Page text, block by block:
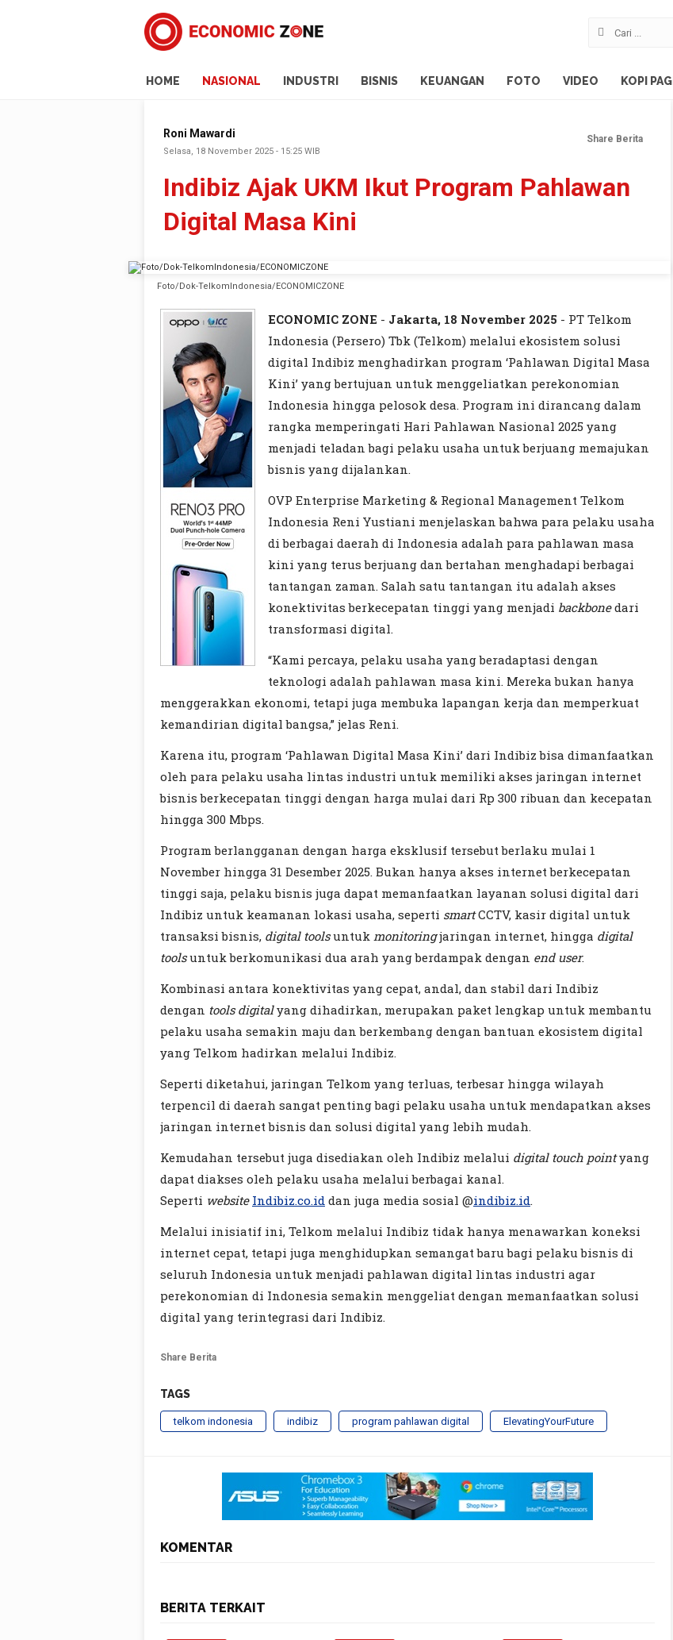
HOME NASIONAL INDUSTRI BISNIS KEUANGAN FOTO VIDEO KOPI PAGI
Roni Mawardi
Selasa, 18 November 2025 - 15:25 WIB
Share Berita
Indibiz Ajak UKM Ikut Program Pahlawan
Digital Masa Kini
Foto/Dok-TelkomIndonesia/ECONOMICZONE
ECONOMIC ZONE - Jakarta, 18 November 2025 - PT Telkom
Indonesia (Persero) Tbk (Telkom) melalui ekosistem solusi
digital Indibiz menghadirkan program ‘Pahlawan Digital Masa
Kini’ yang bertujuan untuk menggeliatkan perekonomian
Indonesia hingga pelosok desa. Program ini dirancang dalam
rangka memperingati Hari Pahlawan Nasional 2025 yang
menjadi teladan bagi pelaku usaha untuk berjuang memajukan
bisnis yang dijalankan.
OVP Enterprise Marketing & Regional Management Telkom
Indonesia Reni Yustiani menjelaskan bahwa para pelaku usaha
di berbagai daerah di Indonesia adalah para pahlawan masa
kini yang terus berjuang dan bertahan menghadapi berbagai
tantangan zaman. Salah satu tantangan itu adalah akses
konektivitas berkecepatan tinggi yang menjadi backbonedari
transformasi digital.
“Kami percaya, pelaku usaha yang beradaptasi dengan
teknologi adalah pahlawan masa kini. Mereka bukan hanya
menggerakkan ekonomi, tetapi juga membuka lapangan kerja dan memperkuat
kemandirian digital bangsa,” jelas Reni.
Karena itu, program ‘Pahlawan Digital Masa Kini’ dari Indibiz bisa dimanfaatkan
oleh para pelaku usaha lintas industri untuk memiliki akses jaringan internet
bisnis berkecepatan tinggi dengan harga mulai dari Rp 300 ribuan dan kecepatan
hingga 300 Mbps.
Program berlangganan dengan harga eksklusif tersebut berlaku mulai 1
November hingga 31 Desember 2025. Bukan hanya akses internet berkecepatan
tinggi saja, pelaku bisnis juga dapat memanfaatkan layanan solusi digital dari
Indibiz untuk keamanan lokasi usaha, seperti smartCCTV, kasir digital untuk
transaksi bisnis, digital toolsuntuk monitoringjaringan internet, hingga digital
toolsuntuk berkomunikasi dua arah yang berdampak dengan end user.
Kombinasi antara konektivitas yang cepat, andal, dan stabil dari Indibiz
dengan tools digitalyang dihadirkan, merupakan paket lengkap untuk membantu
pelaku usaha semakin maju dan berkembang dengan bantuan ekosistem digital
yang Telkom hadirkan melalui Indibiz.
Seperti diketahui, jaringan Telkom yang terluas, terbesar hingga wilayah
terpencil di daerah sangat penting bagi pelaku usaha untuk mendapatkan akses
jaringan internet bisnis dan solusi digital yang lebih mudah.
Kemudahan tersebut juga disediakan oleh Indibiz melalui digital touch pointyang
dapat diakses oleh pelaku usaha melalui berbagai kanal.
Seperti website Indibiz.co.id dan juga media sosial @indibiz.id.
Melalui inisiatif ini, Telkom melalui Indibiz tidak hanya menawarkan koneksi
internet cepat, tetapi juga menghidupkan semangat baru bagi pelaku bisnis di
seluruh Indonesia untuk menjadi pahlawan digital lintas industri agar
perekonomian di Indonesia semakin menggeliat dengan memanfaatkan solusi
digital yang terintegrasi dari Indibiz.
Share Berita
TAGS
telkom indonesia indibiz program pahlawan digital ElevatingYourFuture
KOMENTAR
BERITA TERKAIT